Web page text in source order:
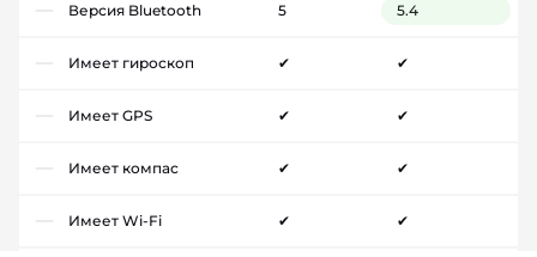
Версия Bluetooth 5 5.4
Имеет гироскоп ✔ ✔
Имеет GPS ✔ ✔
Имеет компас ✔ ✔
Имеет Wi-Fi ✔ ✔